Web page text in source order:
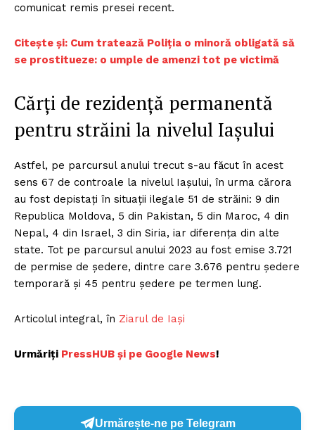
comunicat remis presei recent.
Citește și: Cum tratează Poliția o minoră obligată să
se prostitueze: o umple de amenzi tot pe victimă
Cărţi de rezidenţă permanentă
pentru străini la nivelul Iaşului
Astfel, pe parcursul anului trecut s-au făcut în acest
sens 67 de controale la nivelul Iaşului, în urma cărora
au fost depistaţi în situaţii ilegale 51 de străini: 9 din
Republica Moldova, 5 din Pakistan, 5 din Maroc, 4 din
Nepal, 4 din Israel, 3 din Siria, iar diferenţa din alte
state. Tot pe parcursul anului 2023 au fost emise 3.721
de permise de şedere, dintre care 3.676 pentru şedere
temporară şi 45 pentru şedere pe termen lung.
Articolul integral, în Ziarul de Iaşi
Urmăriți PressHUB și pe Google News!
Urmărește-ne pe Telegram